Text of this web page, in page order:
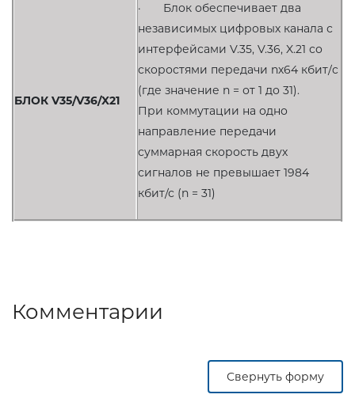
БЛОК V35/V36/X21
· Блок обеспечивает два
независимых цифровых канала с
интерфейсами V.35, V.36, X.21 со
скоростями передачи nх64 кбит/c
(где значение n = от 1 до 31).
При коммутации на одно
направление передачи
суммарная скорость двух
сигналов не превышает 1984
кбит/с (n = 31)
Комментарии
Свернуть форму